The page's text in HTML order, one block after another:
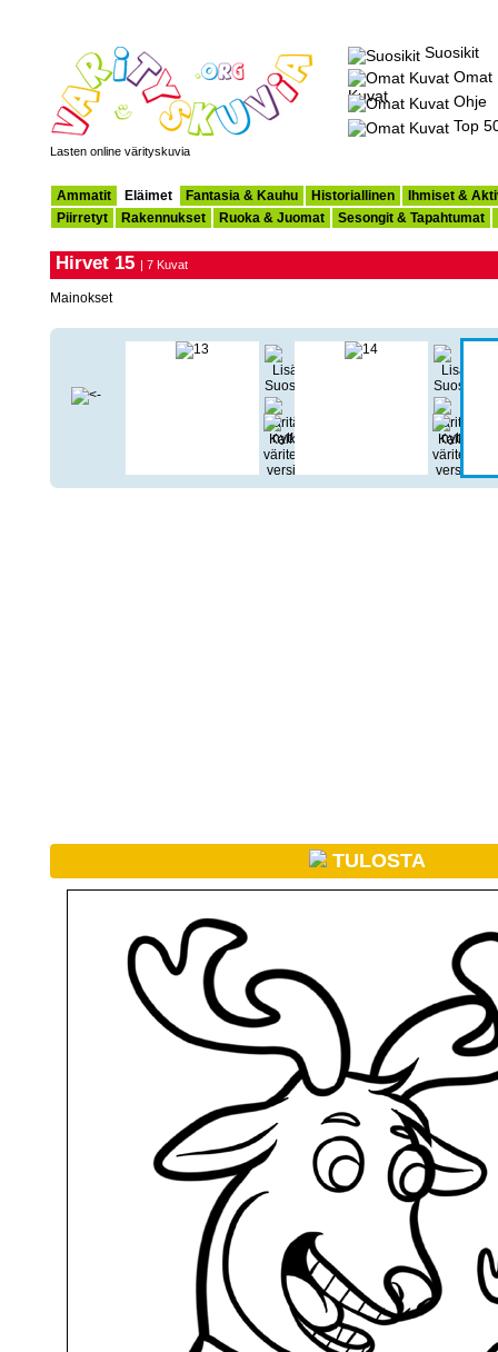
Lasten online värityskuvia
Suosikit
Omat
Kuvat
Ohje
Top
Ammatit Eläimet Fantasia & Kauhu Historiallinen
Ihmiset &
Piirretyt
Rakennukset Ruoka & Juomat Sesongit & Tapahtumat
Hirvet 15 | 7 Kuvat
Mainokset
TULOSTA